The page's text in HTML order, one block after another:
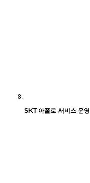
SKT 아폴로 서비스 운영